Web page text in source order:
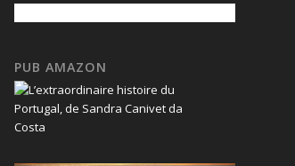
PUB AMAZON